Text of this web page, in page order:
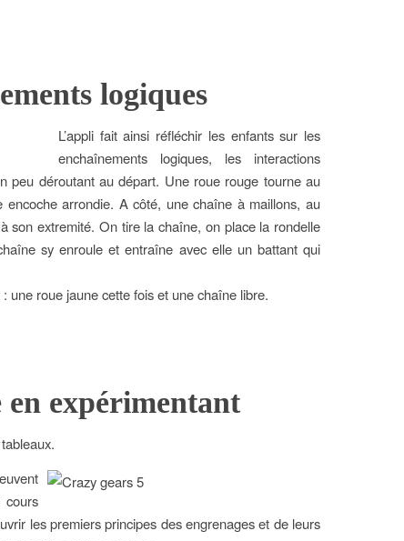
logiques
L’appli fait ainsi réfléchir les enfants sur les
enchaînements logiques, les interactions
peu déroutant au départ. Une roue rouge tourne au
encoche arrondie. A côté, une chaîne à maillons, au
son extremité. On tire la chaîne, on place la rondelle
sy enroule et entraîne avec elle un battant qui
une roue jaune cette fois et une chaîne libre.
expérimentant
cours
les premiers principes des engrenages et de leurs